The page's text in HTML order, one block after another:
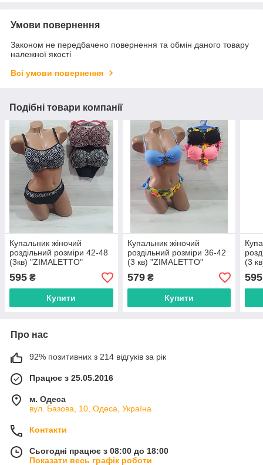
Умови повернення
Законом не передбачено повернення та обмін даного товару
належної якості
Всі умови повернення
Подібні товари компанії
Купальник жіночий
роздільний розміри 42-48
(3кв) "ZIMALETTO"
недорого від прямого
постачальника
595 ₴
Купити
Купальник жіночий
роздільний розміри 36-42
(3 кв) "ZIMALETTO"
недорого від прямого
постачальника
579₴
Купити
(3
595
Про нас
92% позитивних з 214 відгуків за рік
Працює з 25.05.2016
м. Одеса
вул. Базова, 10, Одеса, Україна
Контакти
Сьогодні працює з 08:00 до 18:00
Показати весь графік роботи